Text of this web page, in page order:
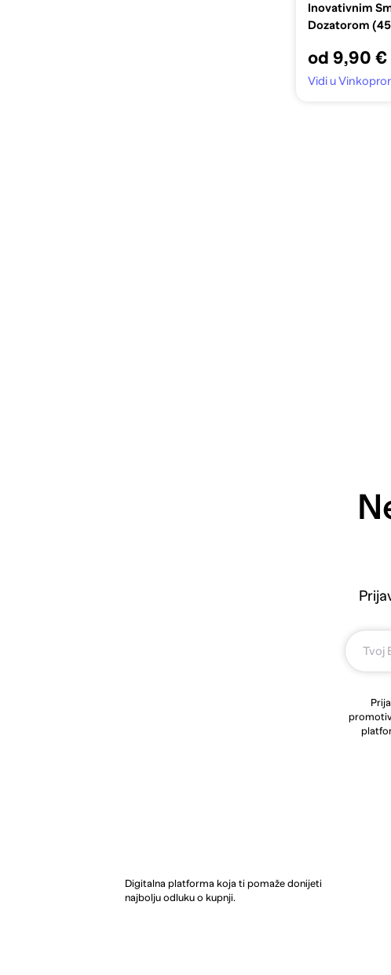
Inovativnim
Dozatorom
od 9,90 €
Vidi u
Digitalna platforma koja ti pomaže donijeti
najbolju odluku o kupnji.